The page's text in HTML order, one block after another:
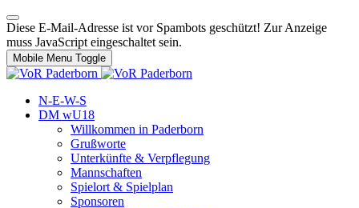
Diese E-Mail-Adresse ist vor Spambots geschützt! Zur Anzeige
muss JavaScript eingeschaltet sein.
Mobile Menu Toggle
N-E-W-S
DM wU18
Willkommen in Paderborn
Grußworte
Unterkünfte & Verpflegung
Mannschaften
Spielort & Spielplan
Sponsoren